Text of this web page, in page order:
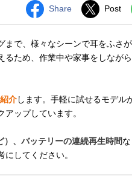
Share Post
で、様々なシーンで耳をふさ
るため、作業中や家事をしなが
介します。手軽に試せるモデル
ップしています。
、バッテリーの連続再生時間
してください。